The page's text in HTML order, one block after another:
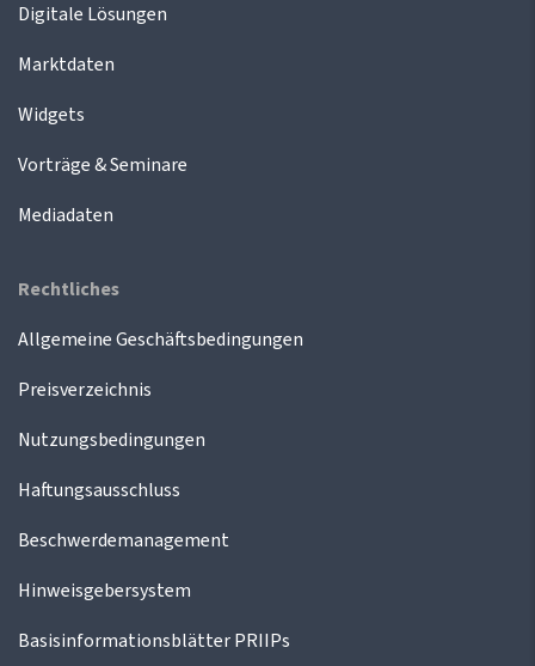
Digitale Lösungen
Marktdaten
Widgets
Vorträge & Seminare
Mediadaten
Rechtliches
Allgemeine Geschäftsbedingungen
Preisverzeichnis
Nutzungsbedingungen
Haftungsausschluss
Beschwerdemanagement
Hinweisgebersystem
Basisinformationsblätter PRIIPs